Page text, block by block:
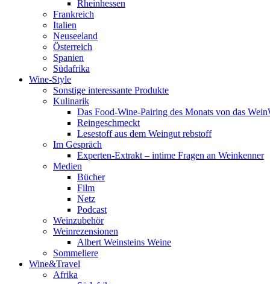
Rheinhessen
Frankreich
Italien
Neuseeland
Österreich
Spanien
Südafrika
Wine-Style
Sonstige interessante Produkte
Kulinarik
Das Food-Wine-Pairing des Monats von das
Reingeschmeckt
Lesestoff aus dem Weingut rebstoff
Im Gespräch
Experten-Extrakt – intime Fragen an Weinkenner
Medien
Bücher
Film
Netz
Podcast
Weinzubehör
Weinrezensionen
Albert Weinsteins Weine
Sommeliere
Wine&Travel
Afrika